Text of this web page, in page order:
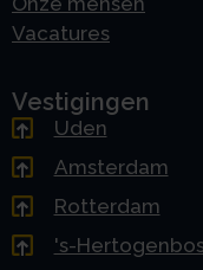
Vacatures
Vestigingen
Uden
Amsterdam
Rotterdam
's-